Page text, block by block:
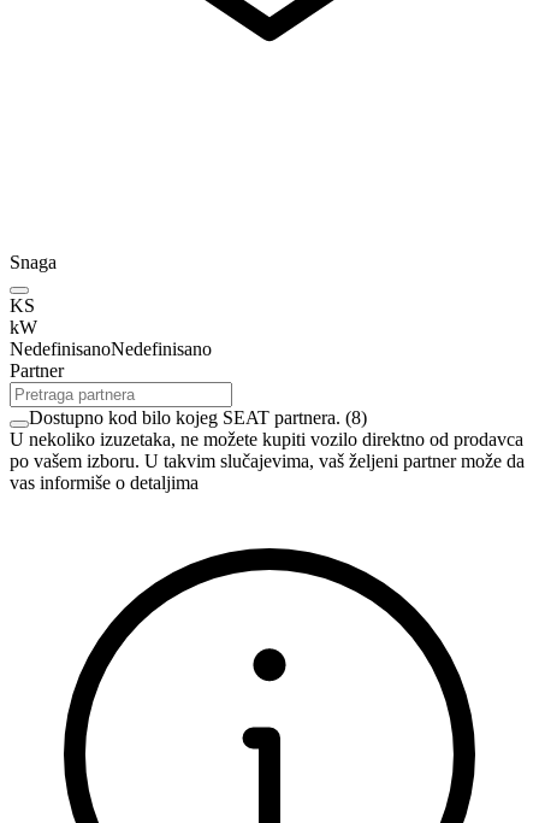
Snaga
KS
kW
NedefinisanoNedefinisano
Partner
Dostupno kod bilo kojeg SEAT partnera. (8)
U nekoliko izuzetaka, ne možete kupiti vozilo direktno od prodavca
po vašem izboru. U takvim slučajevima, vaš željeni partner može da
vas informiše o detaljima